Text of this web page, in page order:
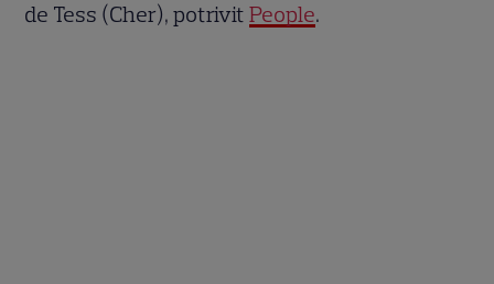
de Tess (Cher), potrivitPeople.